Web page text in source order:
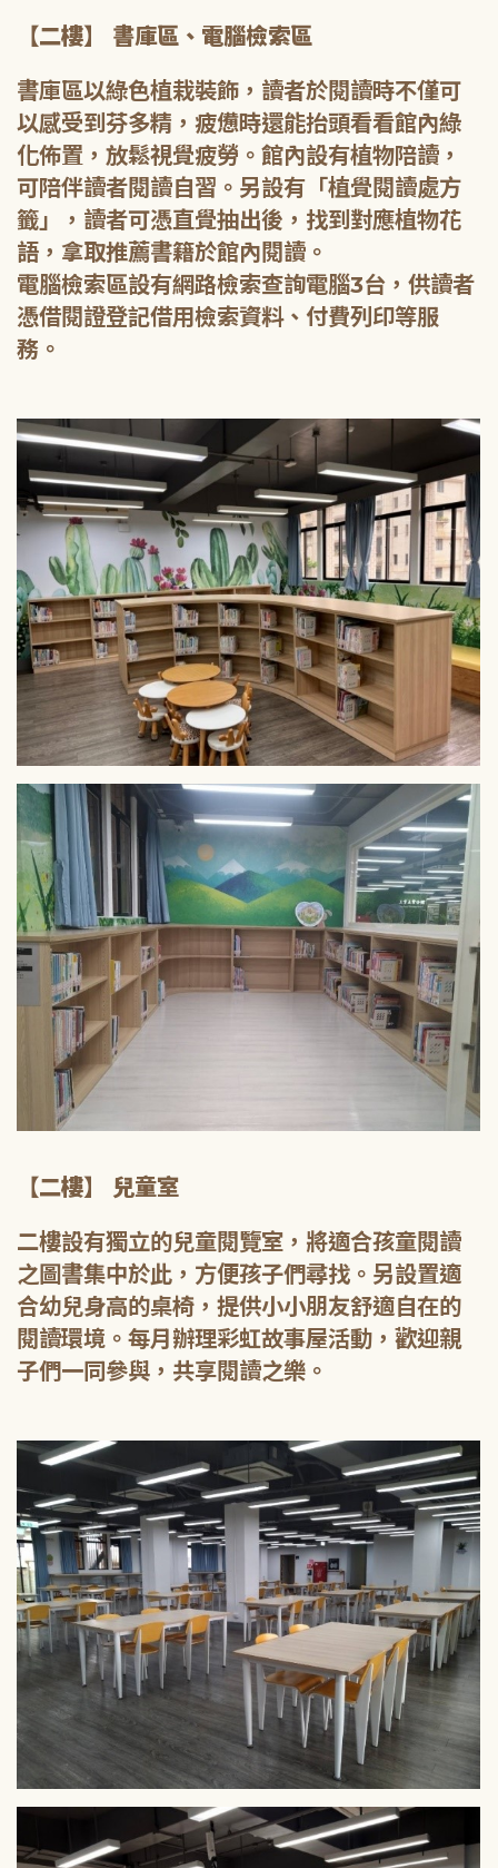
【二樓】 書庫區、電腦檢索區
書庫區以綠色植栽裝飾，讀者於閱讀時不僅可
以感受到芬多精，疲憊時還能抬頭看看館內綠
化佈置，放鬆視覺疲勞。館內設有植物陪讀，
可陪伴讀者閱讀自習。另設有「植覺閱讀處方
籤」，讀者可憑直覺抽出後，找到對應植物花
語，拿取推薦書籍於館內閱讀。
電腦檢索區設有網路檢索查詢電腦3台，供讀者
憑借閱證登記借用檢索資料、付費列印等服
務。
【二樓】 兒童室
二樓設有獨立的兒童閱覽室，將適合孩童閱讀
之圖書集中於此，方便孩子們尋找。另設置適
合幼兒身高的桌椅，提供小小朋友舒適自在的
閱讀環境。每月辦理彩虹故事屋活動，歡迎親
子們一同參與，共享閱讀之樂。